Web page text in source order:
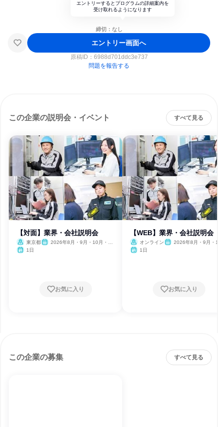
エントリーするとプログラムの詳細案内を
受け取れるようになります
締切：なし
エントリー画面へ
原稿ID： 6988d701ddc3e737
問題を報告する
この企業の説明会・イベント すべて見る
【対面】業界・会社説明会
東京都
2026年8月・9月・10月・11
1日
お気に入り
【WEB】業界・会社説明会
オンライン
2026年8月・9月・
1日
お気に入り
この企業の募集 すべて見る